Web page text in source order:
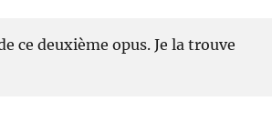
ce deuxième opus. Je la trouve